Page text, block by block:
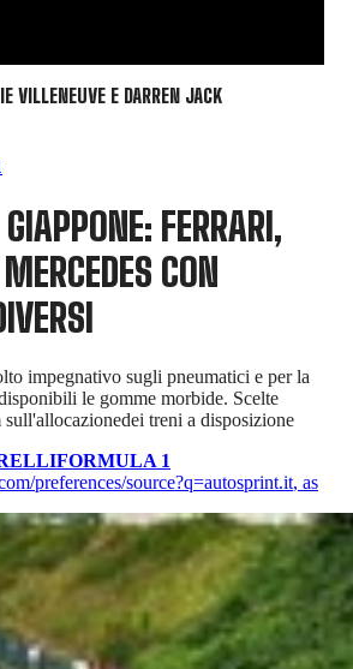
VILLENEUVE E DARREN JACK
FERRARI,
CON
impegnativo sugli pneumatici e per la
le gomme morbide. Scelte
sull'allocazionedei treni a disposizione
FORMULA 1
preferences/source?q=autosprint.it, as